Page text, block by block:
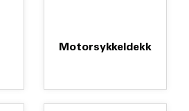
Motorsykkeldekk